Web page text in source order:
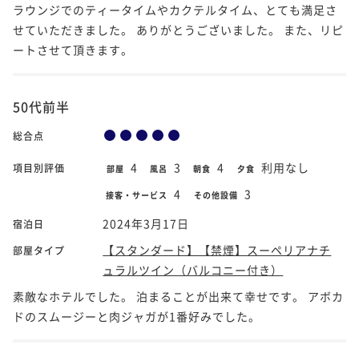
ラウンジでのティータイムやカクテルタイム、とても満足さ
せていただきました。 ありがとうございました。 また、リピ
ートさせて頂きます。
50代前半
総合点
項目別評価 部屋 4 風呂 3 朝食 4 夕食 利用なし
接客・サービス 4 その他設備 3
宿泊日 2024年3月17日
部屋タイプ
【スタンダード】【禁煙】スーペリアナチ
ュラルツイン（バルコニー付き）
素敵なホテルでした。 泊まることが出来て幸せです。 アボカ
ドのスムージーと肉ジャガが1番好みでした。